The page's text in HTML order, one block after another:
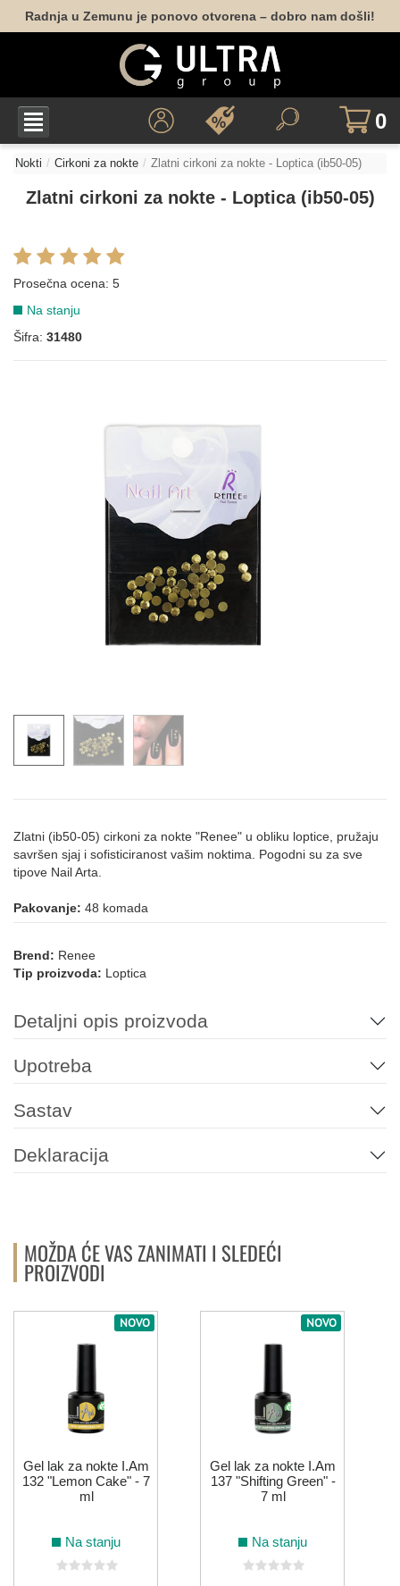
Radnja u Zemunu je ponovo otvorena – dobro nam došli!
0
Nokti Cirkoni za nokte Zlatni cirkoni za nokte - Loptica (ib50-05)
Zlatni cirkoni za nokte - Loptica (ib50-05)
Prosečna ocena: 5
Na stanju
Šifra: 31480
Zlatni (ib50-05) cirkoni za nokte "Renee" u obliku loptice, pružaju
savršen sjaj i sofisticiranost vašim noktima. Pogodni su za sve
tipove Nail Arta.
Pakovanje: 48 komada
Brend: Renee
Tip proizvoda: Loptica
Detaljni opis proizvoda
Upotreba
Sastav
Deklaracija
MOŽDA ĆE VAS ZANIMATI I SLEDEĆI
PROIZVODI
NOVO
Gel lak za nokte I.Am
132 "Lemon Cake" - 7
ml
Na stanju
NOVO
Gel lak za nokte I.Am
137 "Shifting Green" -
7 ml
Na stanju